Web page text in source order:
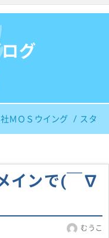
グ
ＭＯＳウイング スタッ
インで(￣∇
むうこ